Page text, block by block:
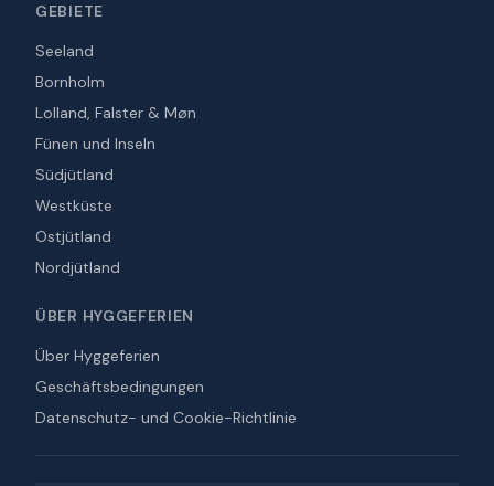
GEBIETE
Seeland
Bornholm
Lolland, Falster & Møn
Fünen und Inseln
Südjütland
Westküste
Ostjütland
Nordjütland
ÜBER HYGGEFERIEN
Über Hyggeferien
Geschäftsbedingungen
Datenschutz- und Cookie-Richtlinie